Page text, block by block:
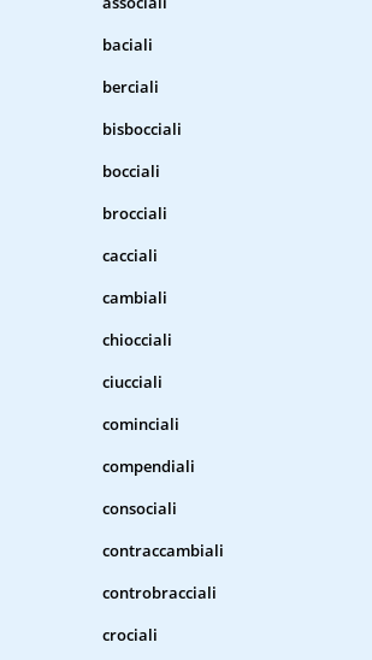
baciali
berciali
bisbocciali
bocciali
brocciali
cacciali
cambiali
chiocciali
ciucciali
cominciali
compendiali
consociali
contraccambiali
controbracciali
crociali